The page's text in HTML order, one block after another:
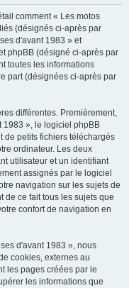
comment « Les motos
(désignés ci-après par
d'avant 1983 » et
phpBB (désigné ci-après par
toutes les informations
part (désignées ci-après par
différentes. Premièrement,
1983 », le logiciel phpBB
de petits fichiers téléchargés
ordinateur. Les deux
utilisateur et un identifiant
assignés par le logiciel
navigation sur les sujets de
de ce fait tous les sujets que
confort de navigation en
d'avant 1983 », nous
cookies, externes au
les pages créées par le
les informations que